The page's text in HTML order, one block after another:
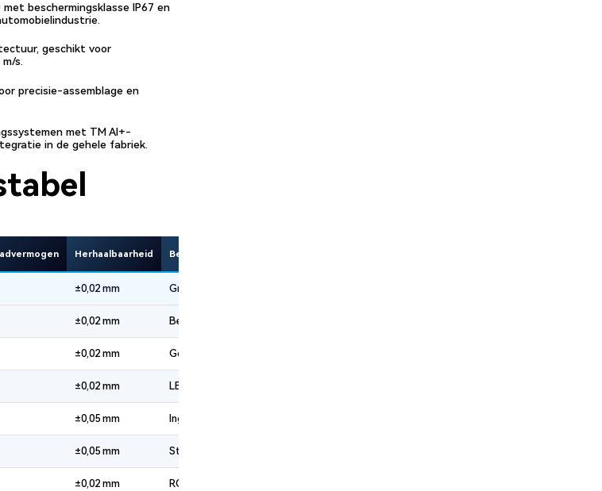
beschermingsklasse IP67 en
geschikt voor
s.
precisie-assemblage en
met TM AI+-
in de gehele fabriek.
Herhaalbaarheid Belangrijkste onderscheidende factor
±0,02 mm Grootste laadbreedte vanaf één enkel platform; hoogste percentage eigen
±0,02 mm Betrouwbaarheid van industriële kwaliteit (CRX); diepgaande integratie van CNC en
±0,02 mm GoFa / SWIFTI / YuMi met twee armen; SafeMove-veiligheidsarchitectuur
±0,02 mm LBR iiwa/iisy 7-assig; koppelmeting op alle assen
±0,05 mm Ingebouwd slim beeldverwerkingssysteem; TM AI+-software; samenwerking met Omron
±0,05 mm Standaard met 6-assige koppelmeting; Dart-Suite-programmering zonder code
±0,02 mm ROS2-native architectuur; sterke academische samenwerkingsverbanden